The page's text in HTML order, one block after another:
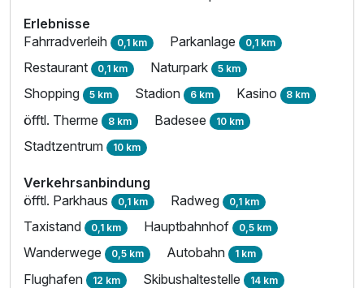
Erlebnisse
Fahrradverleih 0,1 km Parkanlage 0,1 km
Restaurant 0,1 km Naturpark 5 km
Shopping 5 km Stadion 6 km Kasino 8 km
öfftl. Therme 8 km Badesee 10 km
Stadtzentrum 10 km
Verkehrsanbindung
öfftl. Parkhaus 0,1 km Radweg 0,1 km
Taxistand 0,1 km Hauptbahnhof 0,5 km
Wanderwege 0,5 km Autobahn 1 km
Flughafen 12 km Skibushaltestelle 14 km